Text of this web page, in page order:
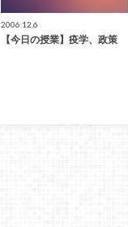
2006.12.6
【今日の授業】疫学、政策